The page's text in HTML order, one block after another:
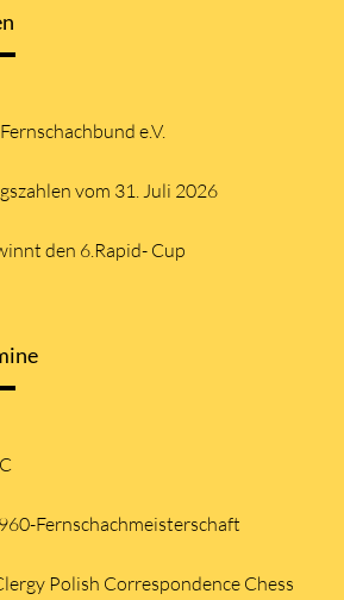
e.V.
vom 31. Juli 2026
den 6.Rapid- Cup
Fernschachmeisterschaft
Polish Correspondence Chess